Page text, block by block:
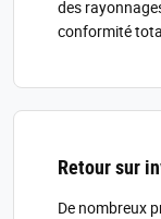
des
conformité
Retour sur
De nombreux